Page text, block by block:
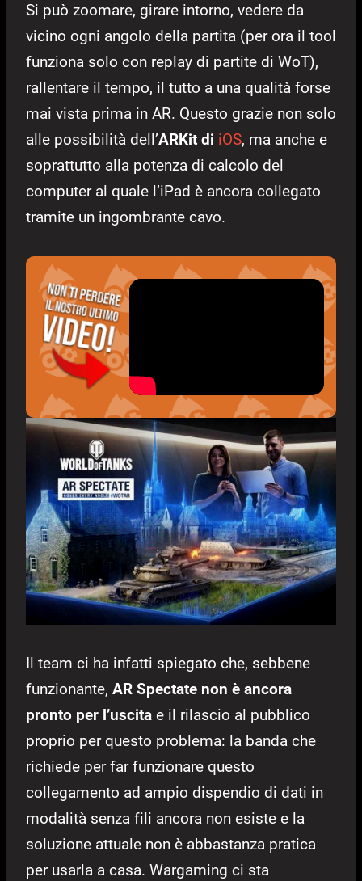
Si può zoomare, girare intorno, vedere da
vicino ogni angolo della partita (per ora il tool
funziona solo con replay di partite di WoT),
rallentare il tempo, il tutto a una qualità forse
mai vista prima in AR. Questo grazie non solo
alle possibilità dell’ARKit di iOS, ma anche e
soprattutto alla potenza di calcolo del
computer al quale l’iPad è ancora collegato
tramite un ingombrante cavo.
Il team ci ha infatti spiegato che, sebbene
funzionante, AR Spectate non è ancora
pronto per l’uscita e il rilascio al pubblico
proprio per questo problema: la banda che
richiede per far funzionare questo
collegamento ad ampio dispendio di dati in
modalità senza fili ancora non esiste e la
soluzione attuale non è abbastanza pratica
per usarla a casa. Wargaming ci sta